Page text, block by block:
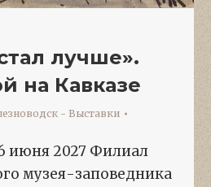
лучше».
на Кавказе
- Выставки
июня 2027 Филиал
музея-заповедника